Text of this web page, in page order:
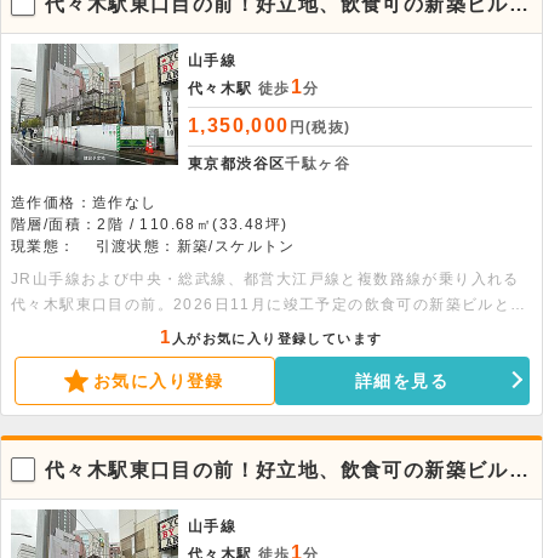
看板を出せるため、視認性も良好です。なかなか出ない好立地の物件と
なりますので、お早めにお問い合わせください。
なります。
山手線
代々木駅 徒歩 1分
1,350,000 円(税抜)
東京都渋谷区千駄ヶ谷
造作価格：造作なし
階層/面積：2階 / 110.68㎡(33.48坪)
現業態：
引渡状態：新築/スケルトン
JR山手線および中央・総武線、都営大江戸線と複数路線が乗り入れる
代々木駅東口目の前。2026日11月に竣工予定の飲食可の新築ビルとな
ります。周辺には人気店やほぼ新宿のれん街があり、繁華街として近年
注目されている人気エリアになります。また周辺にはNTTドコモ代々木
ビルやリンクスクエア新宿といった高層ビルが多く立地しているととも
に、新宿高島屋などの大型商業施設へも徒歩圏内であるため、ビジネス
マンや観光客といった幅広い客層の集客が期待できます。ビル前面に看
板を出せるため、視認性も良好です。なかなか出ない好立地の物件とな
りますので、お早めにお問い合わせください。
1 人がお気に入り登録しています
お気に入り登録 詳細を見る
代々木駅東口目の前！好立地、飲食可の新築ビルに
なります。
山手線
代々木駅 徒歩 1分